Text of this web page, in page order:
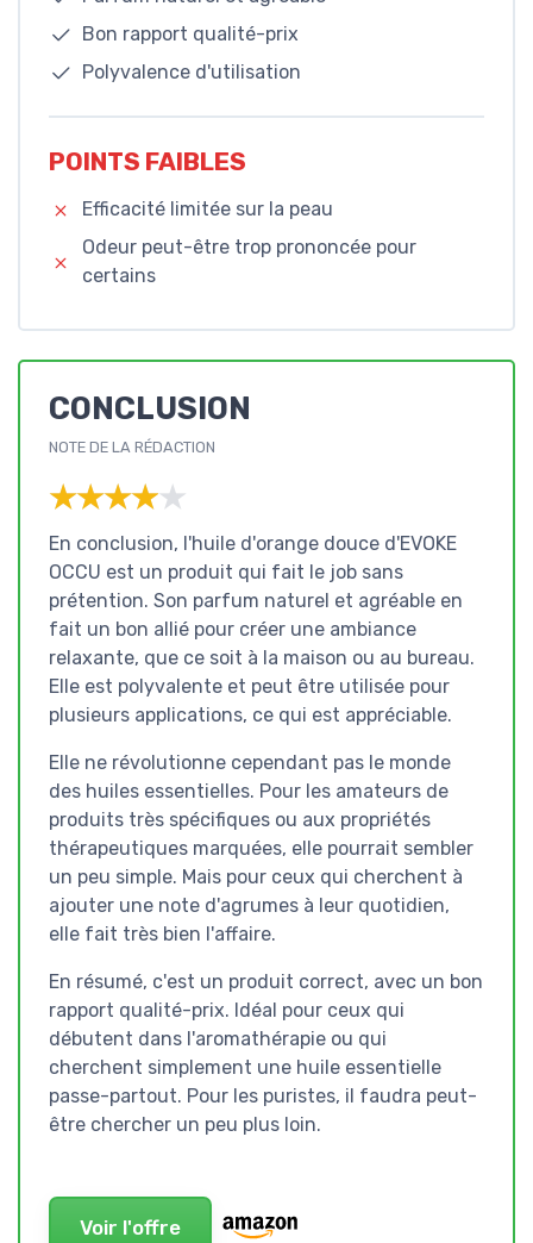
Bon rapport qualité-prix
Polyvalence d'utilisation
POINTS FAIBLES
Efficacité limitée sur la peau
Odeur peut-être trop prononcée pour
certains
CONCLUSION
NOTE DE LA RÉDACTION
★★★★★
★★★★★
En conclusion, l'huile d'orange douce d'EVOKE
OCCU est un produit qui fait le job sans
prétention. Son parfum naturel et agréable en
fait un bon allié pour créer une ambiance
relaxante, que ce soit à la maison ou au bureau.
Elle est polyvalente et peut être utilisée pour
plusieurs applications, ce qui est appréciable.
Elle ne révolutionne cependant pas le monde
des huiles essentielles. Pour les amateurs de
produits très spécifiques ou aux propriétés
thérapeutiques marquées, elle pourrait sembler
un peu simple. Mais pour ceux qui cherchent à
ajouter une note d'agrumes à leur quotidien,
elle fait très bien l'affaire.
En résumé, c'est un produit correct, avec un bon
rapport qualité-prix. Idéal pour ceux qui
débutent dans l'aromathérapie ou qui
cherchent simplement une huile essentielle
passe-partout. Pour les puristes, il faudra peut-
être chercher un peu plus loin.
Voir l'offre